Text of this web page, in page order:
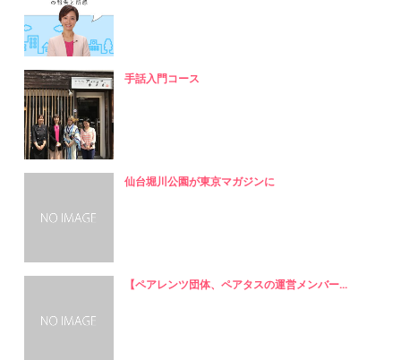
手話入門コース
仙台堀川公園が東京マガジンに
【ペアレンツ団体、ペアタスの運営メンバー...